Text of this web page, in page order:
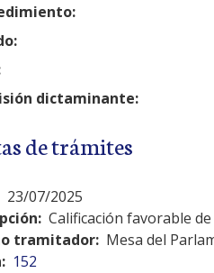
dictaminante:
de trámites
23/07/2025
Calificación favorable
tramitador: Mesa del
152